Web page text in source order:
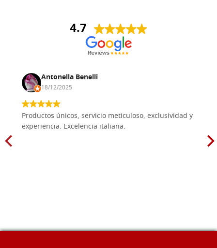
4.7
Antonella Benelli
18/12/2025
Productos únicos, servicio meticuloso, exclusividad y
experiencia. Excelencia italiana.